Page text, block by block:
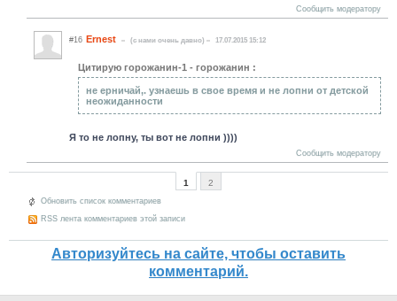
Сообщить модератору
#16 Ernest (c нами очень давно) 17.07.2015 15:12
Цитирую горожанин-1 - горожанин :
не ерничай,. узнаешь в свое время и не лопни от детской
неожиданности
Я то не лопну, ты вот не лопни ))))
Сообщить модератору
1 2
Обновить список комментариев
RSS лента комментариев этой записи
Авторизуйтесь на сайте, чтобы оставить
комментарий.